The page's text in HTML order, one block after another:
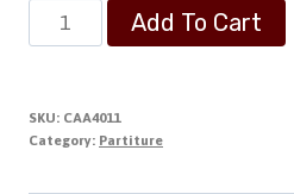
Cantiamo
il
quantity
Add To Cart
SKU: CAA4011
Category: Partiture